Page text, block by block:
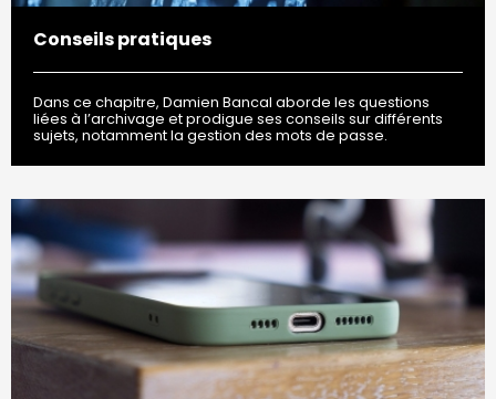
Conseils pratiques
Dans ce chapitre, Damien Bancal aborde les questions
liées à l’archivage et prodigue ses conseils sur différents
sujets, notamment la gestion des mots de passe.